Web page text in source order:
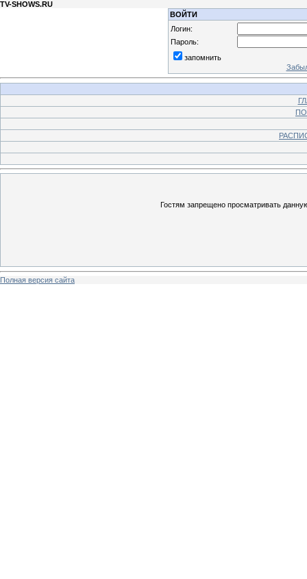
TV-SHOWS.RU
ВОЙТИ
Логин:
Пароль:
запомнить
Гостям запрещено просматривать
Полная версия сайта